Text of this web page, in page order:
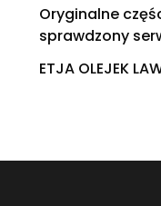
Oryginalne
sprawdzony
ETJA OLEJEK